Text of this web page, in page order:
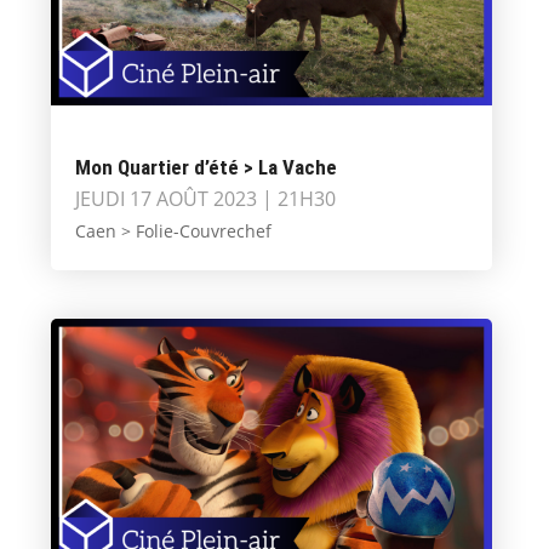
Mon Quartier d’été > La Vache
JEUDI 17 AOÛT 2023 | 21H30
Caen > Folie-Couvrechef